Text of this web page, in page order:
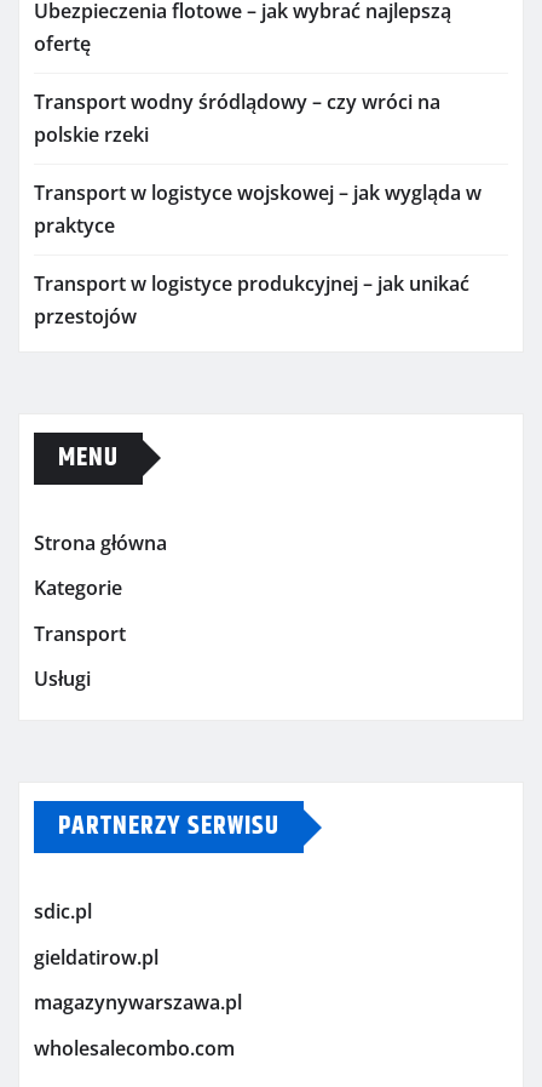
Ubezpieczenia flotowe – jak wybrać najlepszą
ofertę
Transport wodny śródlądowy – czy wróci na
polskie rzeki
Transport w logistyce wojskowej – jak wygląda w
praktyce
Transport w logistyce produkcyjnej – jak unikać
przestojów
MENU
Strona główna
Kategorie
Transport
Usługi
PARTNERZY SERWISU
sdic.pl
gieldatirow.pl
magazynywarszawa.pl
wholesalecombo.com